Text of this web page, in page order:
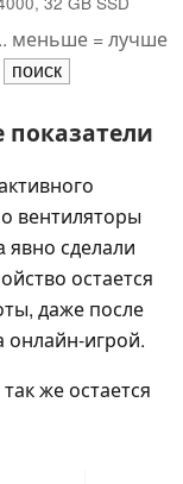
меньше = лучше
вентиляторы
сделали
остается
даже после
онлайн-игрой.
же остается